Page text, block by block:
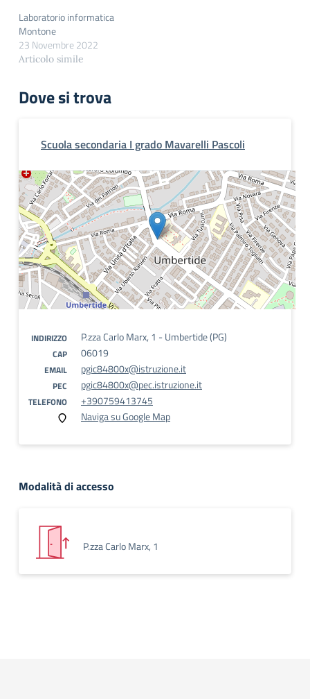
Laboratorio informatica
Montone
23 Novembre 2022
Articolo simile
Dove si trova
Scuola secondaria I grado Mavarelli Pascoli
INDIRIZZO P.zza Carlo Marx, 1 - Umbertide (PG)
CAP 06019
EMAIL pgic84800x@istruzione.it
PEC pgic84800x@pec.istruzione.it
TELEFONO
+390759413745
Naviga su Google Map
Modalità di accesso
P.zza Carlo Marx, 1